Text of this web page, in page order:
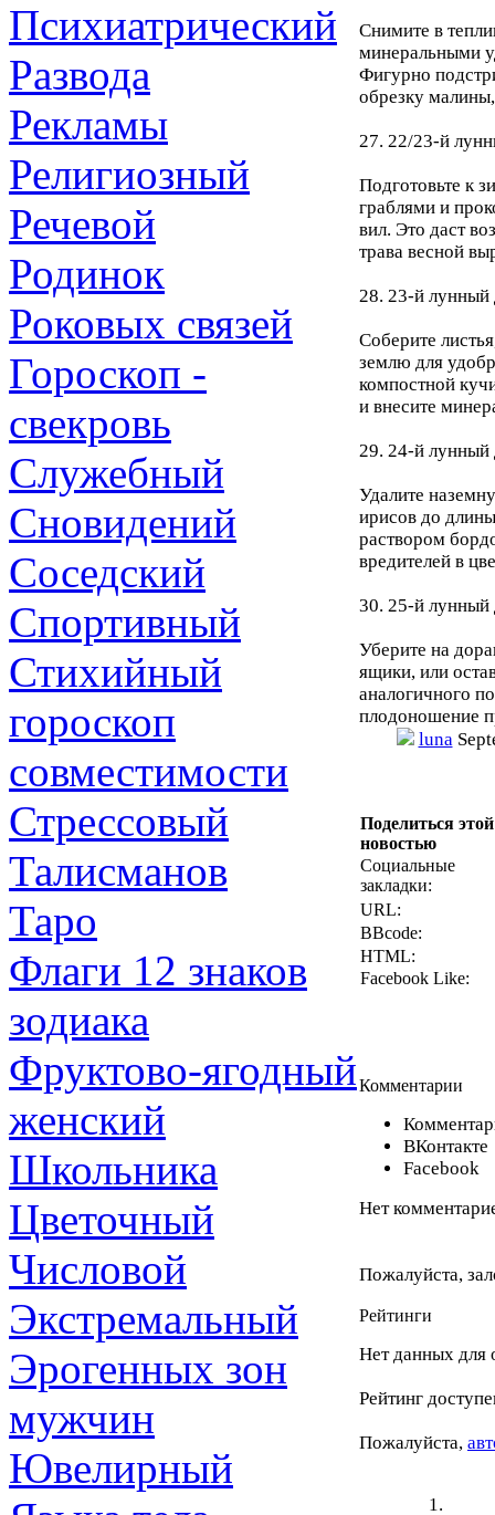
Психиатрический
Развода
Рекламы
Религиозный
Речевой
Родинок
Роковых связей
Гороскоп -
свекровь
Служебный
Сновидений
Соседский
Спортивный
Стихийный
гороскоп
совместимости
Стрессовый
Талисманов
Таро
Флаги 12 знаков
зодиака
Фруктово-ягодный
женский
Школьника
Цветочный
Числовой
Экстремальный
Эрогенных зон
мужчин
Ювелирный
Снимите в
минеральными
Фигурно
обрезку
27. 22/23-й
Подготовьте к
граблями и
вил. Это даст
трава весной
28. 23-й лунный
Соберите
землю для
компостной
и внесите
29. 24-й лунный
Удалите
ирисов до
раствором
вредителей в
30. 25-й лунный
Уберите на
ящики, или
аналогичного
плодоношение
luna
Поделиться этой
новостью
Социальные
закладки:
URL:
BBcode:
HTML:
Facebook Like:
Комментарии
ВКонтакте
Facebook
Нет
Пожалуйста,
Рейтинги
Нет данных для
Рейтинг
Пожалуйста,